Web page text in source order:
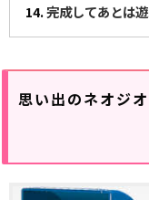
完成してあとは
思い出のネオジ